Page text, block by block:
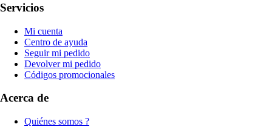
Servicios
Mi cuenta
Centro de ayuda
Seguir mi pedido
Devolver mi pedido
Códigos promocionales
Acerca de
Quiénes somos ?